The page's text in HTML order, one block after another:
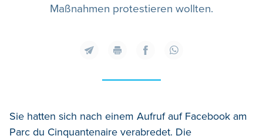
Maßnahmen protestieren wollten.
Sie hatten sich nach einem Aufruf auf Facebook am
Parc du Cinquantenaire verabredet. Die